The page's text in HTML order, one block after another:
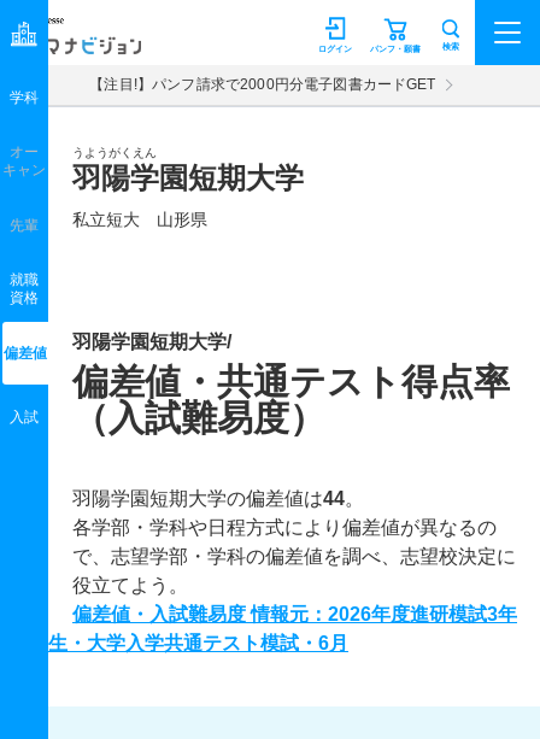
マナビジョン パンフ・願書
ログイン 検索
【注目!】パンフ請求で2000円分電子図書カードGET
うようがくえん
羽陽学園短期大学
私立短大 山形県
学科
オー
キャン
先輩
就職
資格
偏差値
入試
羽陽学園短期大学/
偏差値・共通テスト得点率
（入試難易度）
羽陽学園短期大学の偏差値は44。
各学部・学科や日程方式により偏差値が異なるの
で、志望学部・学科の偏差値を調べ、志望校決定に
役立てよう。
偏差値・入試難易度 情報元：2026年度進研模試3年
生・大学入学共通テスト模試・6月